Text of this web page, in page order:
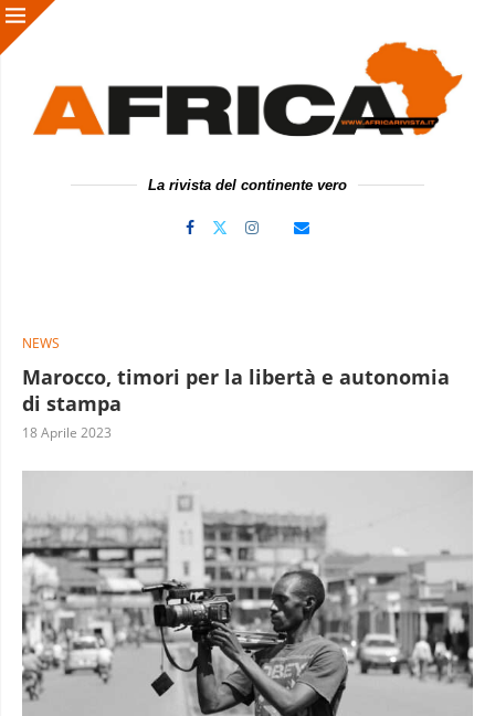
La rivista del continente vero
NEWS
Marocco, timori per la libertà e autonomia
di stampa
18 Aprile 2023